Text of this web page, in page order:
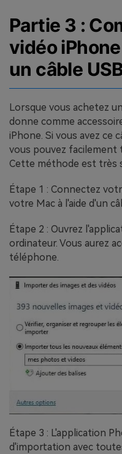
Partie 3 :
vidéo
un câble
Lorsque vous achetez
donne comme
iPhone. Si vous avez ce
vous pouvez facilement
Cette méthode est très
Étape 1 : Connectez
votre Mac à l'aide d'un
Étape 2 : Ouvrez
ordinateur. Vous aurez
téléphone.
Étape 3 : L'application
d'importation avec